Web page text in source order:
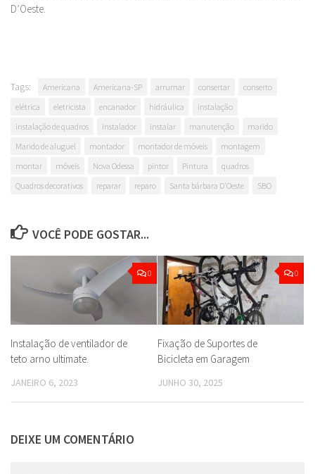
D’Oeste.
Tags: Americana Americana-SP arrumar consertar
conserto
elétrica
eletricista encanador hidráulica
instalação
instalação de quadros
Instalador instalar manutenção
marido
Marido de aluguel
montador montador de móveis
montagem
montar
móveis Nova Odessa pintor Pintura
quadros
Quadros decorativos
reparar reparo Santa bárbara D'Oeste SBO
VOCÊ PODE GOSTAR...
0
Instalação de ventilador de
teto arno ultimate.
JANEIRO 6, 2023
0
Fixação de Suportes de
Bicicleta em Garagem
JUNHO 30, 2025
DEIXE UM COMENTÁRIO